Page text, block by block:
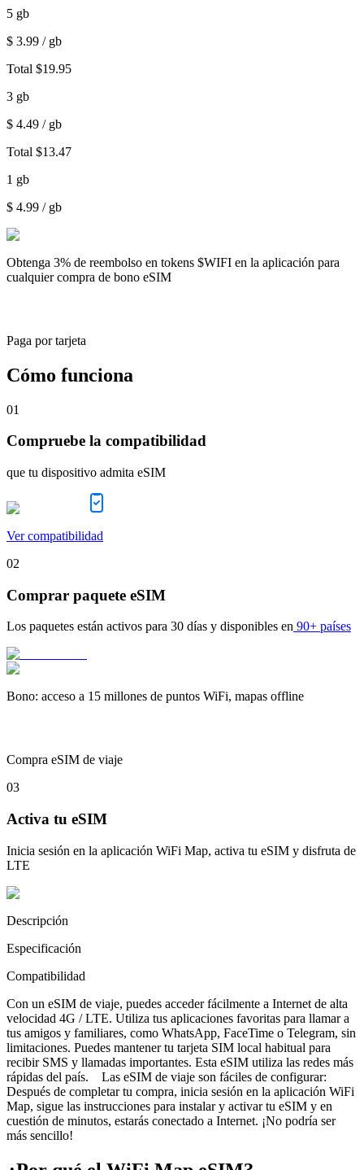
5 gb
$ 3.99 / gb
Total $19.95
3 gb
$ 4.49 / gb
Total $13.47
1 gb
$ 4.99 / gb
Obtenga 3% de reembolso en tokens $WIFI en la aplicación para
cualquier compra de bono eSIM
Paga por tarjeta
Cómo funciona
01
Compruebe la compatibilidad
que tu dispositivo admita eSIM
Ver compatibilidad
02
Comprar paquete eSIM
Los paquetes están activos para 30 días y disponibles en 90+ países
Bono: acceso a 15 millones de puntos WiFi, mapas offline
Compra eSIM de viaje
03
Activa tu eSIM
Inicia sesión en la aplicación WiFi Map, activa tu eSIM y disfruta de
LTE
Descripción
Especificación
Compatibilidad
Con un eSIM de viaje, puedes acceder fácilmente a Internet de alta
velocidad 4G / LTE. Utiliza tus aplicaciones favoritas para llamar a
tus amigos y familiares, como WhatsApp, FaceTime o Telegram, sin
limitaciones. Puedes mantener tu tarjeta SIM local habitual para
recibir SMS y llamadas importantes. Esta eSIM utiliza las redes más
rápidas del país. Las eSIM de viaje son fáciles de configurar:
Después de completar tu compra, inicia sesión en la aplicación WiFi
Map, sigue las instrucciones para instalar y activar tu eSIM y en
cuestión de minutos, estarás conectado a Internet. ¡No podría ser
más sencillo!